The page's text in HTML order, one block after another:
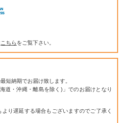
こちらをご覧下さい。
短納期でお届け致します。
道・沖縄・離島を除く)」でのお届けとなり
り遅延する場合もございますのでご了承く